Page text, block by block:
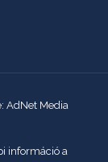
AdNet Media
információ a